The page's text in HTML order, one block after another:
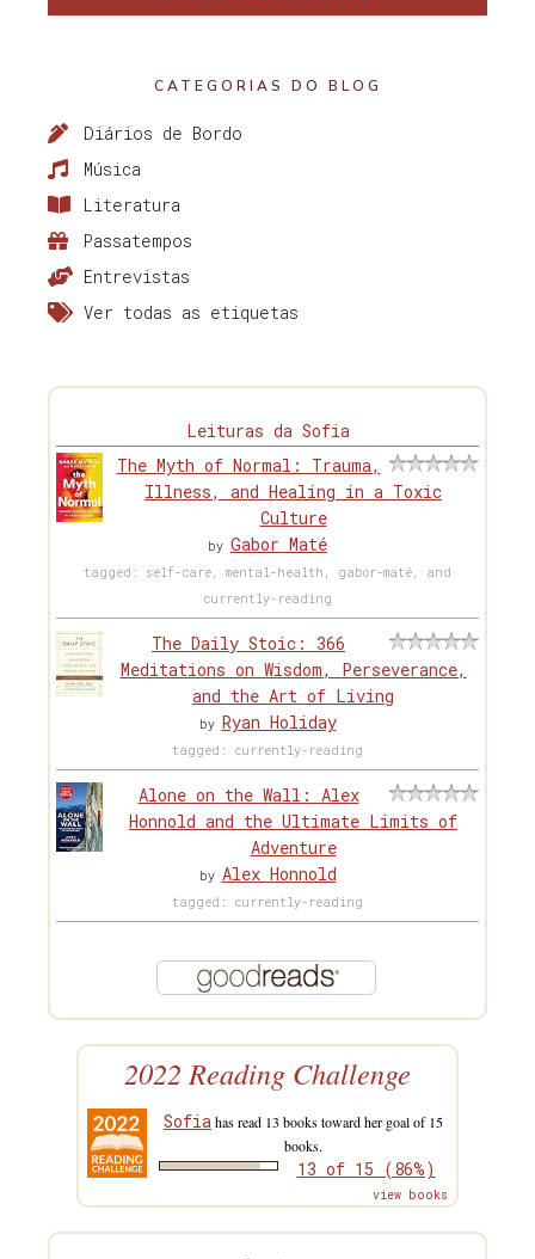
CATEGORIAS DO BLOG
Diários de Bordo
Música
Literatura
Passatempos
Entrevistas
Ver todas as etiquetas
Leituras da Sofia
The Myth of Normal: Trauma,
Illness, and Healing in a Toxic
Culture
by Gabor Maté
tagged: self-care, mental-health, gabor-maté, and
currently-reading
The Daily Stoic: 366
Meditations on Wisdom, Perseverance,
and the Art of Living
by Ryan Holiday
tagged: currently-reading
Alone on the Wall: Alex
Honnold and the Ultimate Limits of
Adventure
by Alex Honnold
tagged: currently-reading
2022 Reading Challenge
Sofia has read 13 books toward her goal of 15
books.
13 of 15 (86%)
view books